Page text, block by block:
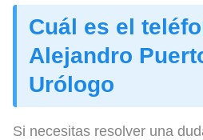
Cuál es el
Alejandro
Urólogo
Si necesitas resolver una